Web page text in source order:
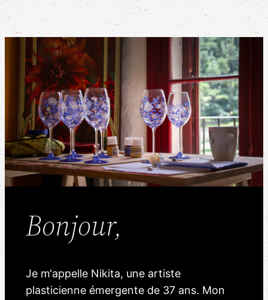
Bonjour,
Je m‘appelle Nikita, une artiste
plasticienne émergente de 37 ans. Mon